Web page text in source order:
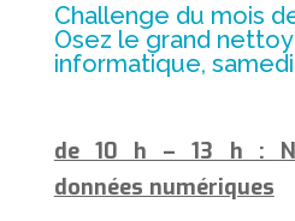
Challenge du mois
Osez le grand
informatique, samedi
de 10 h – 13 h :
données numériques